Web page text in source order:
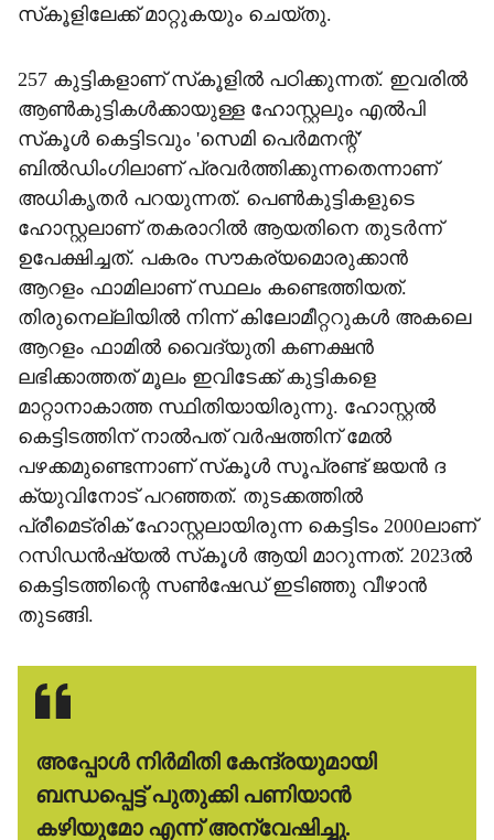
സ്‌കൂളിലേക്ക് മാറ്റുകയും ചെയ്തു.
257 കുട്ടികളാണ് സ്‌കൂളില്‍ പഠിക്കുന്നത്. ഇവരില്‍
ആണ്‍കുട്ടികള്‍ക്കായുള്ള ഹോസ്റ്റലും എല്‍പി
സ്‌കൂള്‍ കെട്ടിടവും 'സെമി പെര്‍മനന്റ്'
ബില്‍ഡിംഗിലാണ് പ്രവര്‍ത്തിക്കുന്നതെന്നാണ്
അധികൃതര്‍ പറയുന്നത്. പെണ്‍കുട്ടികളുടെ
ഹോസ്റ്റലാണ് തകരാറില്‍ ആയതിനെ തുടര്‍ന്ന്
ഉപേക്ഷിച്ചത്. പകരം സൗകര്യമൊരുക്കാന്‍
ആറളം ഫാമിലാണ് സ്ഥലം കണ്ടെത്തിയത്.
തിരുനെല്ലിയില്‍ നിന്ന് കിലോമീറ്ററുകള്‍ അകലെ
ആറളം ഫാമില്‍ വൈദ്യുതി കണക്ഷന്‍
ലഭിക്കാത്തത് മൂലം ഇവിടേക്ക് കുട്ടികളെ
മാറ്റാനാകാത്ത സ്ഥിതിയായിരുന്നു. ഹോസ്റ്റല്‍
കെട്ടിടത്തിന് നാല്‍പത് വര്‍ഷത്തിന് മേല്‍
പഴക്കമുണ്ടെന്നാണ് സ്‌കൂള്‍ സൂപ്രണ്ട് ജയന്‍ ദ
ക്യുവിനോട് പറഞ്ഞത്. തുടക്കത്തില്‍
പ്രീമെട്രിക് ഹോസ്റ്റലായിരുന്ന കെട്ടിടം 2000ലാണ്
റസിഡന്‍ഷ്യല്‍ സ്‌കൂള്‍ ആയി മാറുന്നത്. 2023ല്‍
കെട്ടിടത്തിന്റെ സണ്‍ഷേഡ് ഇടിഞ്ഞു വീഴാന്‍
തുടങ്ങി.
അപ്പോള്‍ നിര്‍മിതി കേന്ദ്രയുമായി
ബന്ധപ്പെട്ട് പുതുക്കി പണിയാന്‍
കഴിയുമോ എന്ന് അന്വേഷിച്ചു.